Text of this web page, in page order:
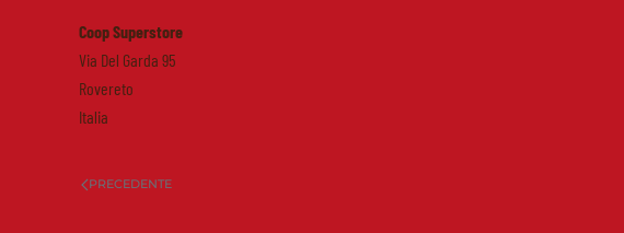
Coop Superstore
Via Del Garda 95
Rovereto
Italia
PRECEDENTE